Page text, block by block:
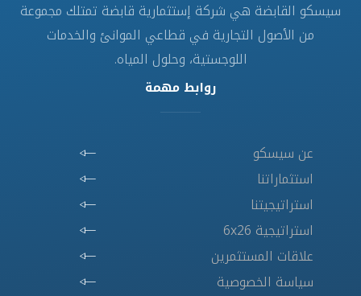
سيسكو القابضة هي شركة إستثمارية قابضة تمتلك مجموعة
من الأصول التجارية في قطاعي الموانئ والخدمات
اللوجستية، وحلول المياه.
روابط مهمة
عن سيسكو
استثماراتنا
استراتيجيتنا
استراتيجية 6x26
علاقات المستثمرين
سياسة الخصوصية